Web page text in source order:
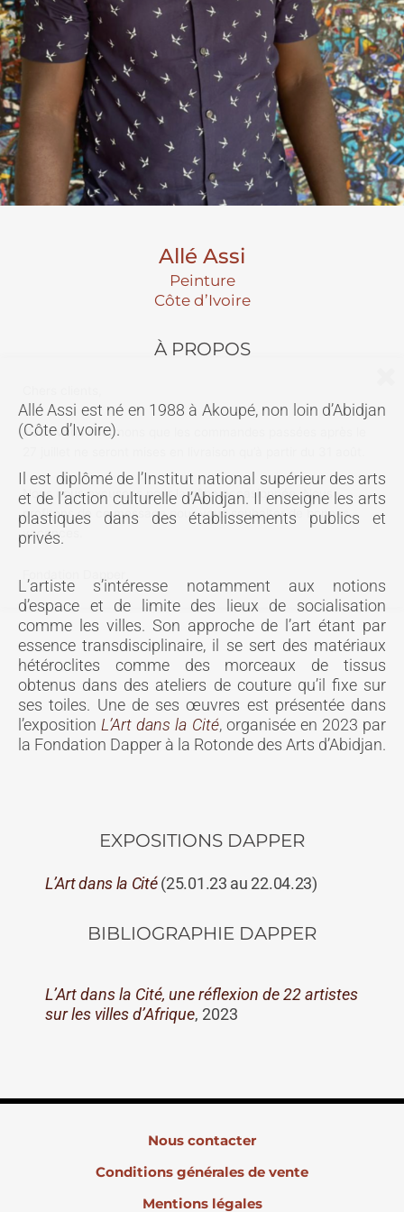
Allé Assi
Peinture
Côte d’Ivoire
À PROPOS
Allé Assi est né en 1988 à Akoupé, non loin d’Abidjan
(Côte d’Ivoire).
Il est diplômé de l’Institut national supérieur des arts
et de l’action culturelle d’Abidjan. Il enseigne les arts
plastiques dans des établissements publics et
privés.
L’artiste s’intéresse notamment aux notions
d’espace et de limite des lieux de socialisation
comme les villes. Son approche de l’art étant par
essence transdisciplinaire, il se sert des matériaux
hétéroclites comme des morceaux de tissus
obtenus dans des ateliers de couture qu’il fixe sur
ses toiles. Une de ses œuvres est présentée dans
l’exposition L’Art dans la Cité, organisée en 2023 par
la Fondation Dapper à la Rotonde des Arts d’Abidjan.
EXPOSITIONS DAPPER
L’Art dans la Cité (25.01.23 au 22.04.23)
BIBLIOGRAPHIE DAPPER
L’Art dans la Cité, une réflexion de 22 artistes
sur les villes d’Afrique, 2023
Nous contacter
Conditions générales de vente
Mentions légales
Nous vous informons que les commandes passées après le
Nous nous excusons pour la gêne occasionnée. Nous
profitons de ce message pour vous souhaiter de bonnes
vacances.